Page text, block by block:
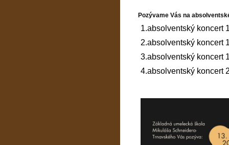
Pozývame Vás na
1.absolventský koncert
2.absolventský koncert
3.absolventský koncert
4.absolventský koncert